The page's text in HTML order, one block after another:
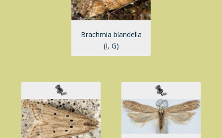
Brachmia blandella
(I, G)